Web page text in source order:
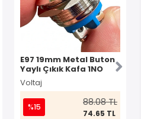
E97 19mm Metal Buton
Yaylı Çıkık Kafa 1NO
Voltaj
%15 88.08 TL
74.65 TL